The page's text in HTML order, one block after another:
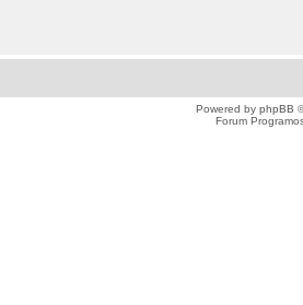
Powered by phpBB
Forum